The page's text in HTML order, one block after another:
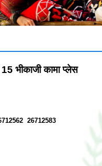
भीकाजी कामा प्लेस
26712583